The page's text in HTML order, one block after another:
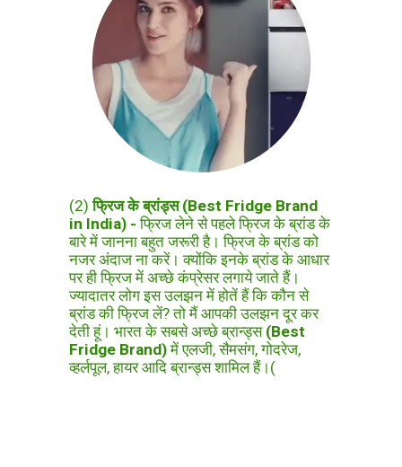
(2)फ्रिज के ब्रांड्स (Best Fridge Brand
in India) -फ्रिज लेने से पहले फ्रिज के ब्रांड के
बारे में जानना बहुत जरूरी है। फ्रिज के ब्रांड को
नजर अंदाज ना करें। क्योंकि इनके ब्रांड के आधार
पर ही फ्रिज में अच्छे कंप्रेसर लगाये जाते हैं।
ज्यादातर लोग इस उलझन में होतें हैं कि कौन से
ब्रांड की फ्रिज लें? तो मैं आपकी उलझन दूर कर
देती हूं। भारत के सबसे अच्छे ब्रान्ड्स (Best
Fridge Brand)में एलजी, सैमसंग, गोदरेज,
व्हर्लपूल, हायर आदि ब्रान्ड्स शामिल हैं।(